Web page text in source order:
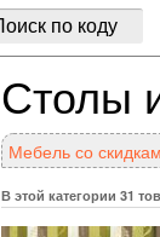
Столы
Мебель со
В этой категории 31